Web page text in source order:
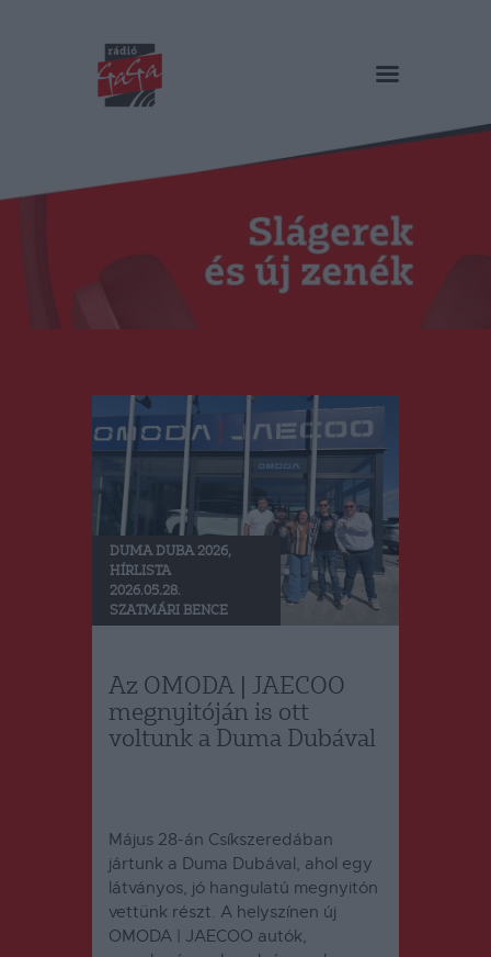
RÁDIÓ GAGA
Műsorok
Duma Duba
Podcast és videók
Stáb
Kapcsolat
RO
DUMA DUBA 2026,
HÍRLISTA
2026.05.28.
SZATMÁRI BENCE
Az OMODA | JAECOO
megnyitóján is ott
voltunk a Duma Dubával
Május 28-án Csíkszeredában
jártunk a Duma Dubával, ahol egy
látványos, jó hangulatú megnyitón
vettünk részt. A helyszínen új
OMODA | JAECOO autók,